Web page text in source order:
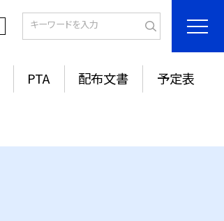
PTA 配布文書 予定表